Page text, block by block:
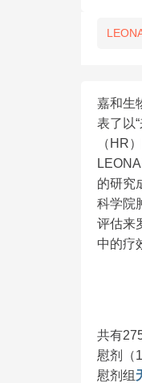
嘉和生
表了以
（HR
的研究
科学院
评估来
中的疗
共有
慰剂（
慰剂组